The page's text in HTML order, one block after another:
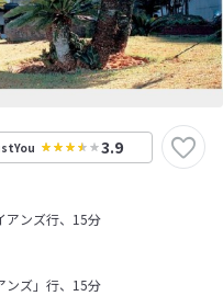
3.9
アンズ行、15分
ンズ」行、15分